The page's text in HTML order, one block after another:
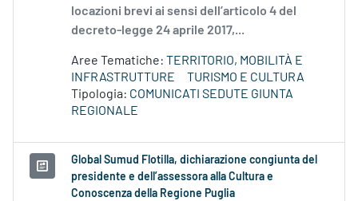
locazioni brevi ai sensi dell’articolo 4 del
decreto-legge 24 aprile 2017,...
Aree Tematiche: TERRITORIO, MOBILITÀ E
INFRASTRUTTURE
TURISMO E CULTURA
Tipologia: COMUNICATI SEDUTE GIUNTA
REGIONALE
Global Sumud Flotilla, dichiarazione congiunta del
presidente e dell’assessora alla Cultura e
Conoscenza della Regione Puglia